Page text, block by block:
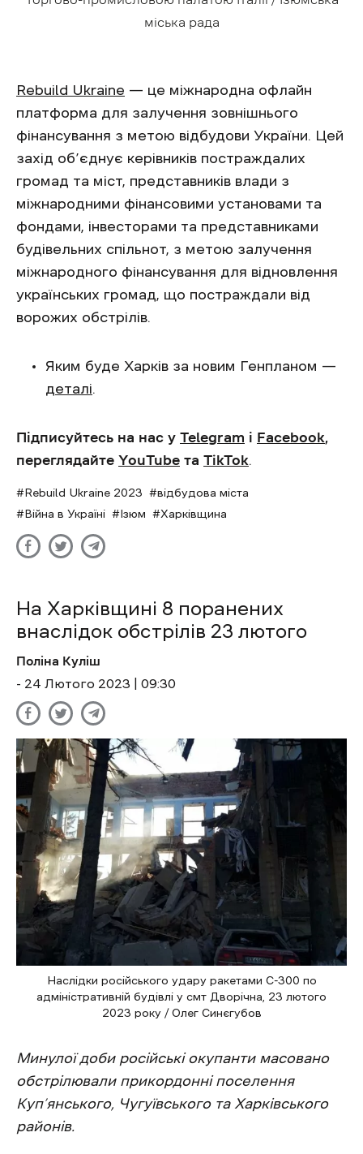
міська рада
Rebuild Ukraine — це міжнародна офлайн
платформа для залучення зовнішнього
фінансування з метою відбудови України. Цей
захід об’єднує керівників постраждалих
громад та міст, представників влади з
міжнародними фінансовими установами та
фондами, інвесторами та представниками
будівельних спільнот, з метою залучення
міжнародного фінансування для відновлення
українських громад, що постраждали від
ворожих обстрілів.
Яким буде Харків за новим Генпланом —
деталі.
Підписуйтесь на нас у Telegram і Facebook,
переглядайте YouTube та TikTok.
Rebuild Ukraine 2023
відбудова міста
Війна в Україні
Ізюм Харківщина
На Харківщині 8 поранених
внаслідок обстрілів 23 лютого
Поліна Куліш
- 24 Лютого 2023 | 09:30
Наслідки російського удару ракетами С-300 по
адміністративній будівлі у смт Дворічна, 23 лютого
2023 року / Олег Синєгубов
Минулої доби російські окупанти масовано
обстрілювали прикордонні поселення
Куп’янського, Чугуївського та Харківського
районів.